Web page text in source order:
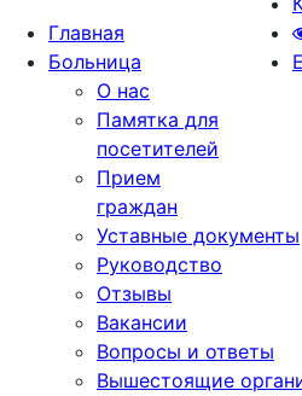
Главная
Больница
О нас
Памятка для
посетителей
Прием
граждан
Уставные документы
Руководство
Отзывы
Вакансии
Вопросы и ответы
Вышестоящие